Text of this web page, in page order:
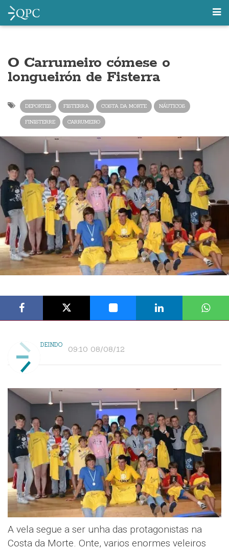
O Carrumeiro cómese o
longueirón de Fisterra
DEPORTES FISTERRA COSTA DA MORTE NÁUTICOS
FINISTERRE CARRUMEIRO
DEINDO 09:10 08/08/12
A vela segue a ser unha das protagonistas na
Costa da Morte. Onte, varios enormes veleiros